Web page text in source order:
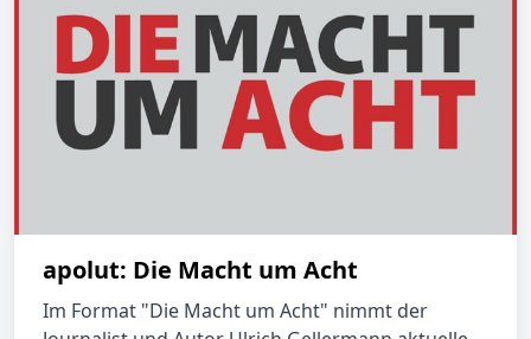
apolut: Die Macht um Acht
Im Format "Die Macht um Acht" nimmt der